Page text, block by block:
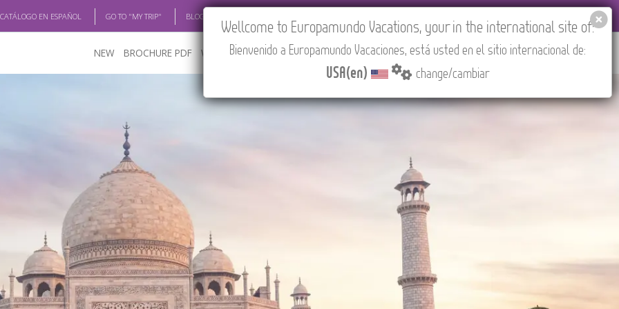
EN ESPAÑOL GO TO "MY TRIP" BLOG
NEW BROCHURE PDF WHERE TO BUY FEATURED ABOUT US CONTACT Find your Tour
Wellcome to Europamundo Vacations, your in the international site of:
Bienvenido a Europamundo Vacaciones, está usted en el sitio internacional de:
USA(en) change/cambiar